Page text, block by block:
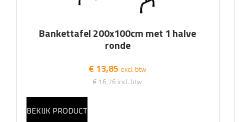
Bankettafel 200x100cm met 1 halve
ronde
€ 13,85 excl. btw
€ 16,76 incl. btw
BEKIJK PRODUCT